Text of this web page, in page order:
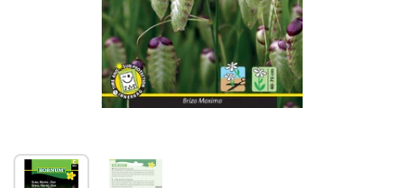
Vis lysbilde 1Vis lysbilde 2